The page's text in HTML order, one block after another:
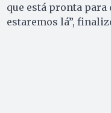
que está pronta
estaremos lá”,